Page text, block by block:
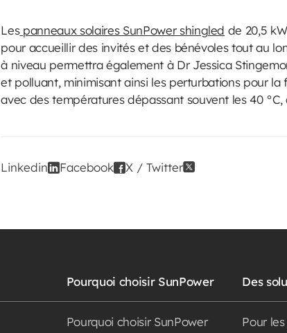
Lespanneaux solaires SunPower shingled de 20,5
pour accueillir des invités et des bénévoles tout au
à niveau permettra également à Dr Jessica
et polluant, minimisant ainsi les perturbations pour
avec des températures dépassant souvent les 40
Linkedin Facebook X / Twitter
Pourquoi choisir SunPower
Pourquoi choisir SunPower
Des
Pour